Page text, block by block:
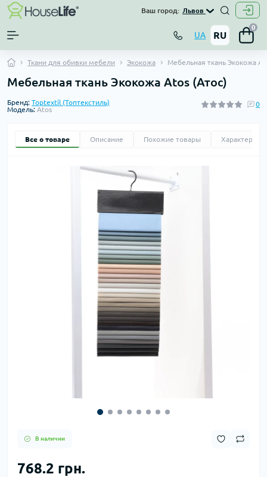
Ваш город: Львов
UA RU
0
Ткани для обивки мебели Экокожа Мебельная ткань Экокожа
Мебельная ткань Экокожа Atos (Атос)
Бренд: Toptextil (Топтекстиль)
Модель: Atos
0
Все о товаре Описание Похожие товары
В наличии
768.2 грн.